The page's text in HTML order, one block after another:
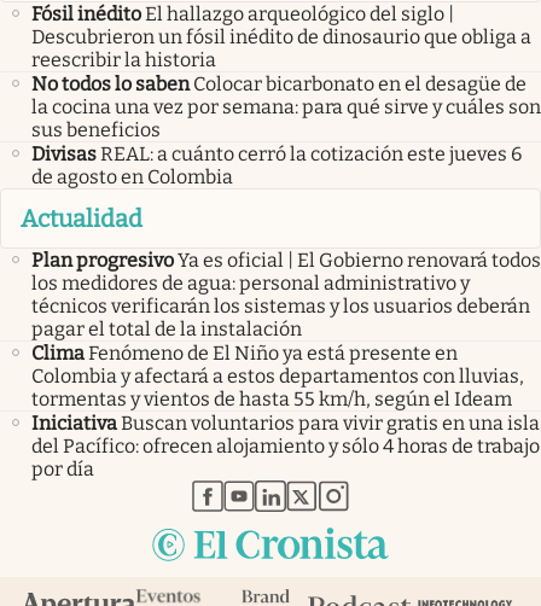
Fósil inéditoEl hallazgo arqueológico del siglo |
Descubrieron un fósil inédito de dinosaurio que obliga a
reescribir la historia
No todos lo saben Colocar bicarbonato en el desagüe de
la cocina una vez por semana: para qué sirve y cuáles son
sus beneficios
DivisasREAL: a cuánto cerró la cotización este jueves 6
de agosto en Colombia
Actualidad
Plan progresivoYa es oficial | El Gobierno renovará todos
los medidores de agua: personal administrativo y
técnicos verificarán los sistemas y los usuarios deberán
pagar el total de la instalación
ClimaFenómeno de El Niño ya está presente en
Colombia y afectará a estos departamentos con lluvias,
tormentas y vientos de hasta 55 km/h, según el Ideam
IniciativaBuscan voluntarios para vivir gratis en una isla
del Pacífico: ofrecen alojamiento y sólo 4 horas de trabajo
por día
abre en nueva pestaña
abre en nueva pestaña
abre en nueva pestaña
abre en nueva pestaña
abre en nueva pestaña